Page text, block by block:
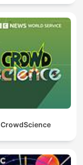
CrowdScience